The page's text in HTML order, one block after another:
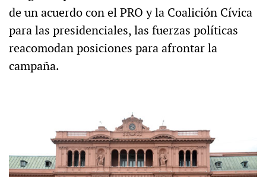
de un acuerdo con el PRO y la Coalición Cívica
para las presidenciales, las fuerzas políticas
reacomodan posiciones para afrontar la
campaña.